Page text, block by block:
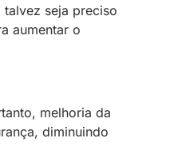
seja preciso
aumentar o
melhoria da
diminuindo